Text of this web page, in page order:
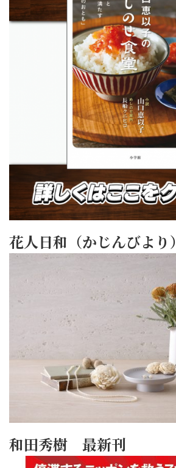
花人日和（かじんびより）
和田秀樹 最新刊